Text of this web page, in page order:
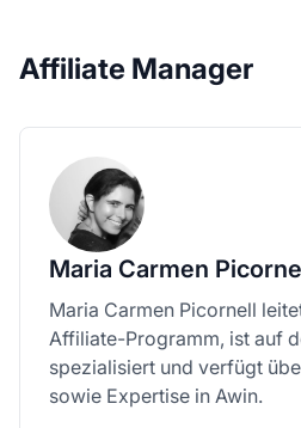
Affiliate Manager
Maria Carmen
Maria Carmen Picornell
Affiliate-Programm, ist auf
spezialisiert und verfügt
sowie Expertise in Awin.